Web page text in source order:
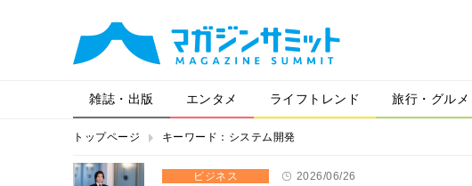
雑誌・出版 エンタメ ライフトレンド 旅行・グルメ
トップページ キーワード：システム開発
ビジネス 2026/06/26